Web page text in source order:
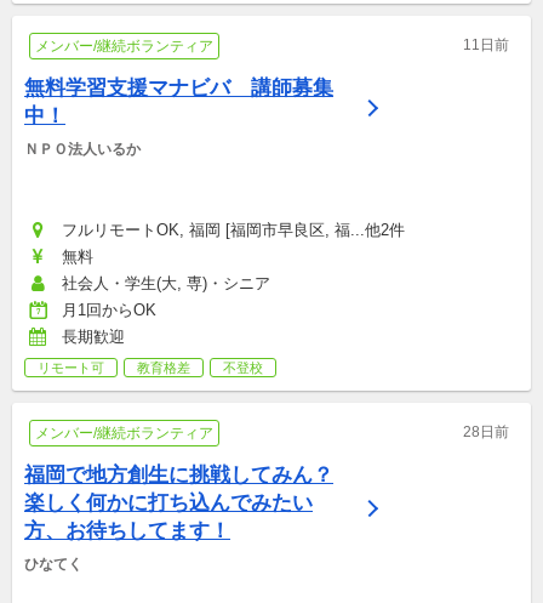
メンバー/継続ボランティア 11日前
無料学習支援マナビバ　講師募集
中！
ＮＰＯ法人いるか
フルリモートOK, 福岡 [福岡市早良区, 福...他2件
無料
社会人・学生(大, 専)・シニア
月1回からOK
長期歓迎
リモート可 教育格差 不登校
メンバー/継続ボランティア 28日前
福岡で地方創生に挑戦してみん？
楽しく何かに打ち込んでみたい
方、お待ちしてます！
ひなてく